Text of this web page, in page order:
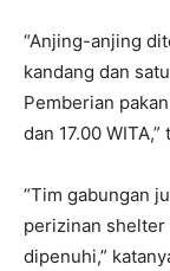
“Anjing-anjing
kandang dan
Pemberian
dan 17.00
“Tim gabungan
perizinan
dipenuhi,”